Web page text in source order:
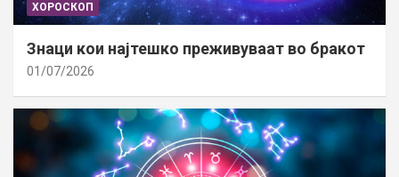
ХОРОСКОП
Знаци кои најтешко преживуваат во бракот
01/07/2026